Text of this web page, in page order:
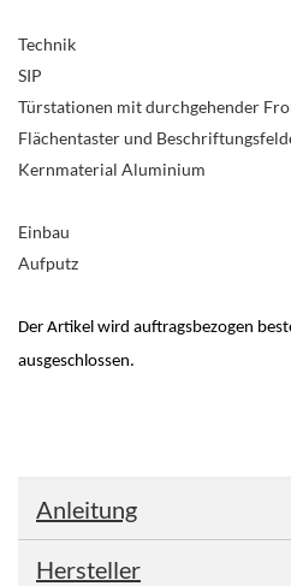
Technik
SIP
Türstationen mit durchgehender
Flächentaster und
Kernmaterial Aluminium
Einbau
Aufputz
Der Artikel wird auftragsbezogen
ausgeschlossen.
Anleitung
Hersteller